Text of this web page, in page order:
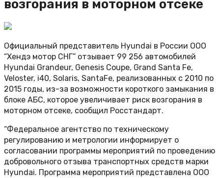
возгорания в моторном отсеке
Официальный представитель Hyundai в России ООО
“Хендэ мотор СНГ” отзывает 99 256 автомобилей
Hyundai Grandeur, Genesis Coupe, Grand Santa Fe,
Veloster, i40, Solaris, SantaFe, реализованных с 2010 по
2015 годы, из-за возможности короткого замыкания в
блоке АБС, которое увеличивает риск возгорания в
моторном отсеке, сообщил Росстандарт.
“Федеральное агентство по техническому
регулированию и метрологии информирует о
согласовании программы мероприятий по проведению
добровольного отзыва транспортных средств марки
Hyundai. Программа мероприятий представлена ООО